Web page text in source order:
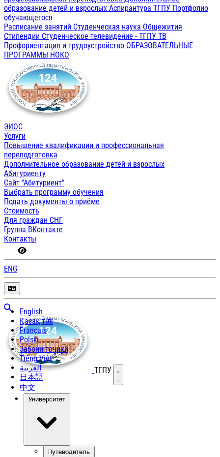
образование детей и взрослых Аспирантура ТГПУ Портфолио
обучающегося
Расписание занятий Студенческая наука Общежития
Стипендии Студенческое телевидение - ТГПУ ТВ
Профориентация и трудоустройство ОБРАЗОВАТЕЛЬНЫЕ
ПРОГРАММЫ НОКО
ЭИОС
Услуги
Повышение квалификации и профессиональная
переподготовка
Дополнительное образование детей и взрослых
Абитуриенту
Сайт "Абитуриент"
Выбрать программу обучения
Подать документы о приёме
Стоимость
Для граждан СНГ
Группа ВКонтакте
Контакты
ENG
English
Қазақ тілі
Français
Polski
Забони тоҷикӣ
Tiếng Việt
العربية
日本語
中文
ТГПУ Открыть меню
Университет
Путеводитель